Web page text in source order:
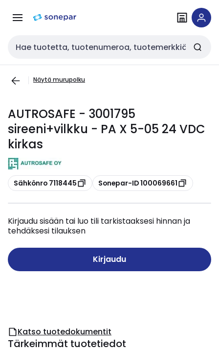
navigointiinsisältöön
Haku
Näytä murupolku
AUTROSAFE - 3001795
sireeni+vilkku - PA X 5-05 24 VDC
kirkas
Kopioi
Sähkönro 7118445 Kopioi
Sonepar-ID 100069661
Kirjaudu sisään tai luo tili tarkistaaksesi hinnan ja
tehdäksesi tilauksen
Kirjaudu
Katso tuotedokumentit
Tärkeimmät tuotetiedot